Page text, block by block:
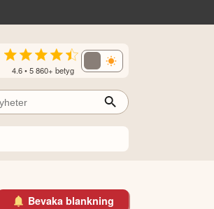
4.6 • 5 860+ betyg
Bevaka blankning